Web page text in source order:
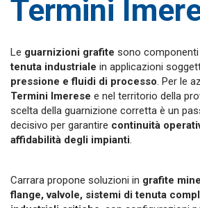
Termini
Le guarnizioni grafite sono
tenuta industriale in applicazioni
pressione e fluidi di processo . Per le
Termini Imerese e nel territorio della
scelta della guarnizione corretta è un
decisivo per garantire continuità
affidabilità degli impianti
Carrara propone soluzioni in grafite
flange, valvole, sistemi di tenuta